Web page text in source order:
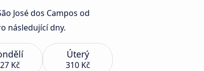
José dos Campos od
následující dny.
Kč
Úterý
310 Kč